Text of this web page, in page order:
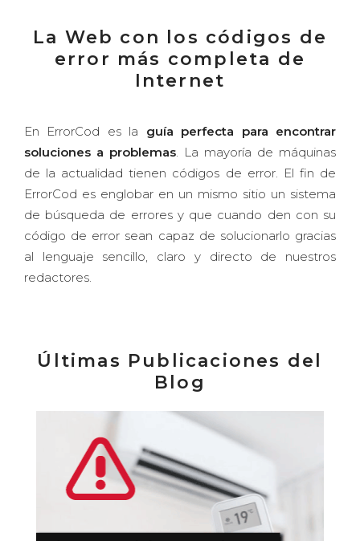
La Web con los códigos de
error más completa de
Internet
En ErrorCod es la guía perfecta para encontrar
soluciones a problemas. La mayoría de máquinas
de la actualidad tienen códigos de error. El fin de
ErrorCod es englobar en un mismo sitio un sistema
de búsqueda de errores y que cuando den con su
código de error sean capaz de solucionarlo gracias
al lenguaje sencillo, claro y directo de nuestros
redactores.
Últimas Publicaciones del
Blog